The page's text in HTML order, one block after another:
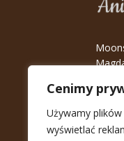
Cenimy
Używamy
wyświetlać
54-
NIP:
E-